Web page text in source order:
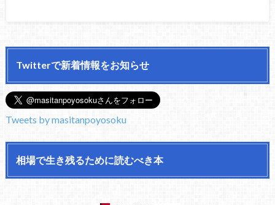
Twitterで新着情報をお知らせ
Tweets by masitanpoyosoku
相場で生き残るために読むべき本